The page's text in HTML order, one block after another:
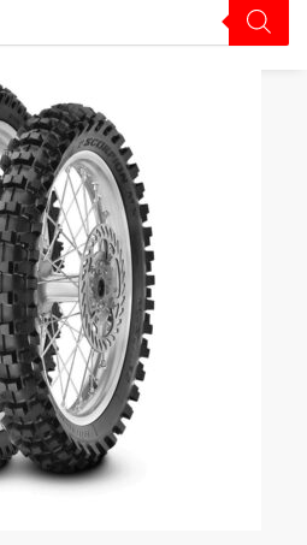
100-18 Scorpion Xc Mid Soft 68m (t)